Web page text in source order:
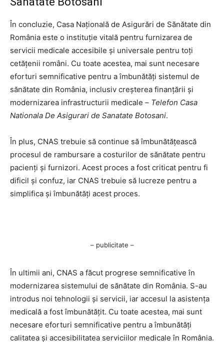
În concluzie, Casa Națională de Asigurări de Sănătate din
România este o instituție vitală pentru furnizarea de
servicii medicale accesibile și universale pentru toți
cetățenii români. Cu toate acestea, mai sunt necesare
eforturi semnificative pentru a îmbunătăți sistemul de
sănătate din România, inclusiv creșterea finanțării și
modernizarea infrastructurii medicale – Telefon Casa
Nationala De Asigurari de Sanatate Botosani.
În plus, CNAS trebuie să continue să îmbunătățească
procesul de rambursare a costurilor de sănătate pentru
pacienți și furnizori. Acest proces a fost criticat pentru fi
dificil și confuz, iar CNAS trebuie să lucreze pentru a
simplifica și îmbunătăți acest proces.
– publicitate –
În ultimii ani, CNAS a făcut progrese semnificative în
modernizarea sistemului de sănătate din România. S-au
introdus noi tehnologii și servicii, iar accesul la asistența
medicală a fost îmbunătățit. Cu toate acestea, mai sunt
necesare eforturi semnificative pentru a îmbunătăți
calitatea și accesibilitatea serviciilor medicale în România.